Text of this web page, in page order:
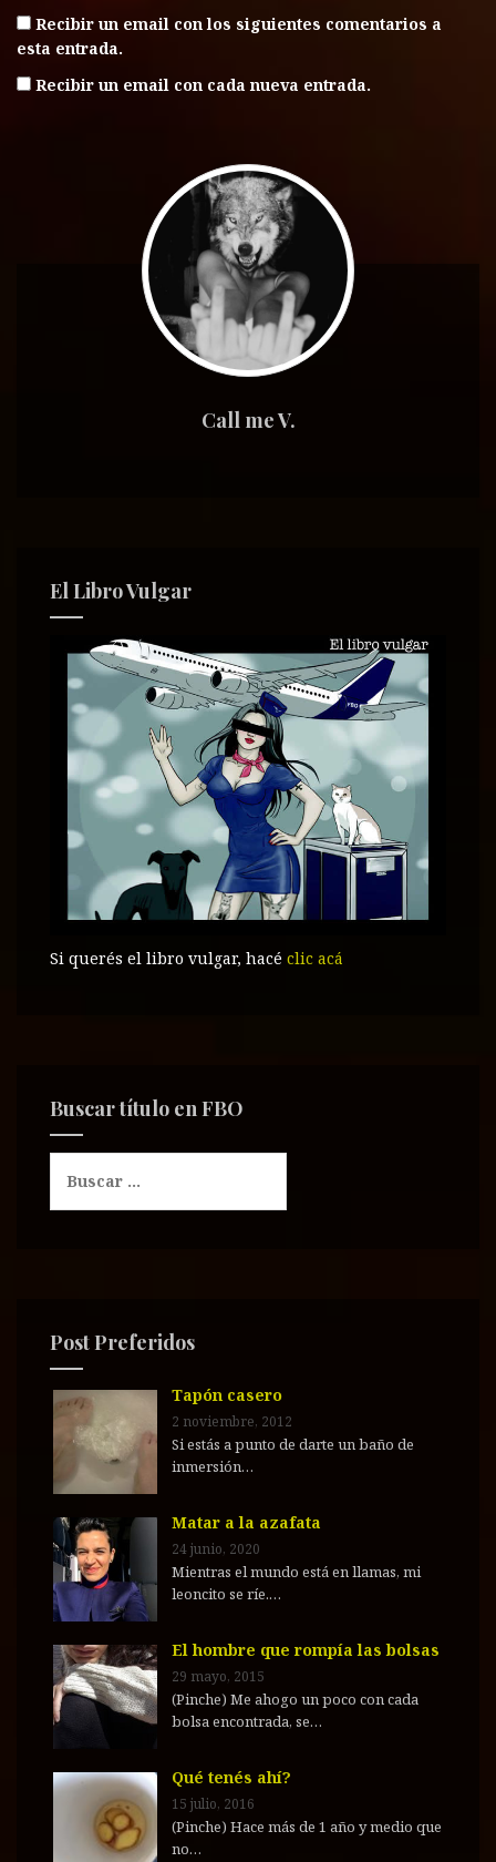
Recibir un email con los siguientes comentarios a
esta entrada.
Recibir un email con cada nueva entrada.
Call me V.
El Libro Vulgar
Si querés el libro vulgar, hacé clic acá
Buscar título en FBO
s
Post Preferidos
Tapón casero
2 noviembre, 2012
Si estás a punto de darte un baño de
inmersión…
Matar a la azafata
24 junio, 2020
Mientras el mundo está en llamas, mi
leoncito se ríe.…
El hombre que rompía las bolsas
29 mayo, 2015
(Pinche) Me ahogo un poco con cada
bolsa encontrada, se…
Qué tenés ahí?
15 julio, 2016
(Pinche) Hace más de 1 año y medio que
no…